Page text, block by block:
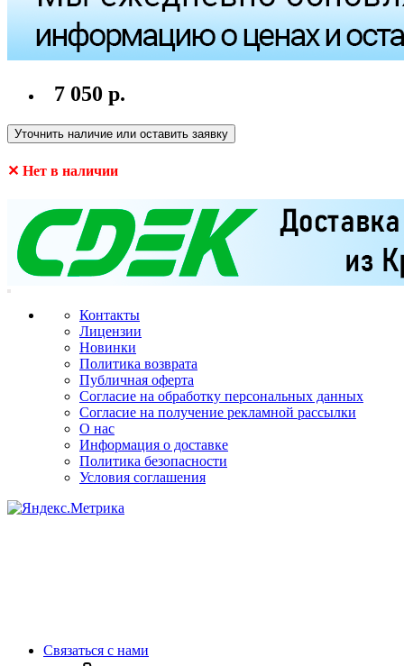
7 050 р.
Уточнить наличие или оставить заявку
✕ Нет в наличии
Контакты
Лицензии
Новинки
Политика возврата
Публичная оферта
Согласие на обработку персональных данных
Согласие на получение рекламной рассылки
О нас
Информация о доставке
Политика безопасности
Условия соглашения
Связаться с нами